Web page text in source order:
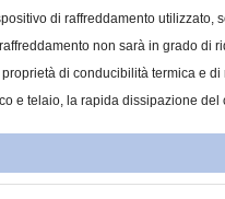
di raffreddamento
non sarà in grado di
di conducibilità termica e
e telaio, la rapida dissipazione